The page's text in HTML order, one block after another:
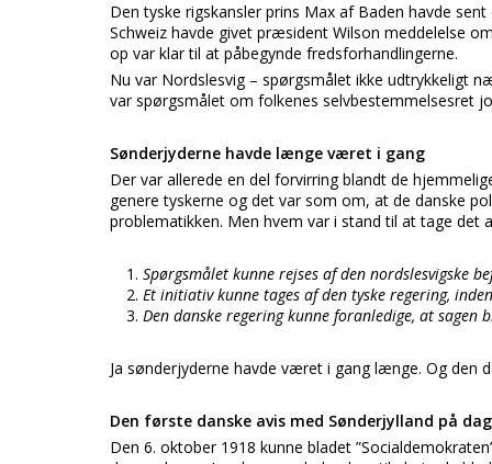
Den tyske rigskansler prins Max af Baden havde
Schweiz havde givet præsident Wilson meddelelse
op var klar til at påbegynde fredsforhandlingerne.
Nu var Nordslesvig – spørgsmålet ikke udtrykkeligt
var spørgsmålet om folkenes selvbestemmelsesret
Sønderjyderne havde længe været i gang
Der var allerede en del forvirring blandt de
genere tyskerne og det var som om, at de danske
problematikken. Men hvem var i stand til at tage det
Spørgsmålet kunne rejses af den nordslesvigske
Et initiativ kunne tages af den tyske regering,
Den danske regering kunne foranledige, at sagen
Ja sønderjyderne havde været i gang længe. Og den
Den første danske avis med Sønderjylland på
Den 6. oktober 1918 kunne bladet